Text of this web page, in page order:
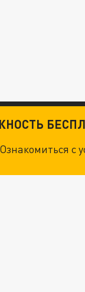
Ознакомиться с